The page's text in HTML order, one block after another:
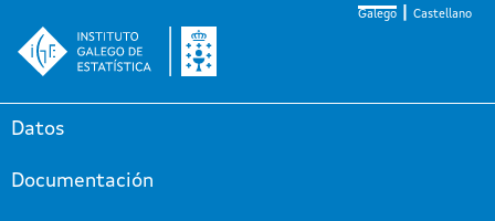
Galego Castellano
Datos
Documentación